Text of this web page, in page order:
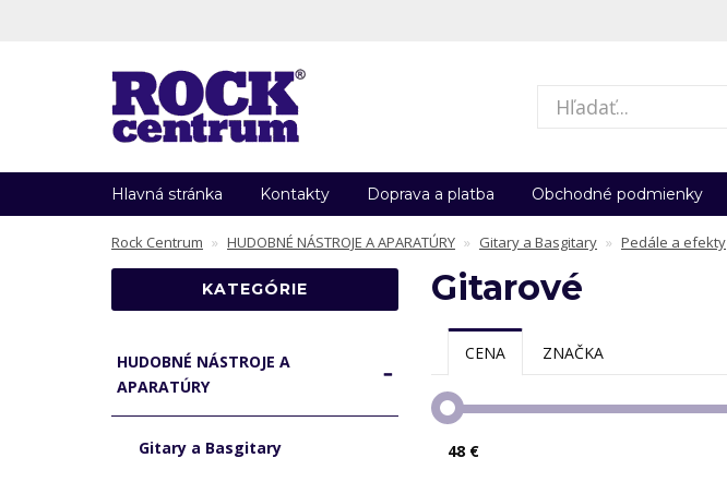
Hlavná stránka Kontakty Doprava a platba Obchodné podmienky
Rock Centrum HUDOBNÉ NÁSTROJE A APARATÚRY Gitary a Basgitary Pedále a efekty
KATEGÓRIE
HUDOBNÉ NÁSTROJE A
APARATÚRY
Gitary a Basgitary
Gitarové
CENA ZNAČKA
48 €